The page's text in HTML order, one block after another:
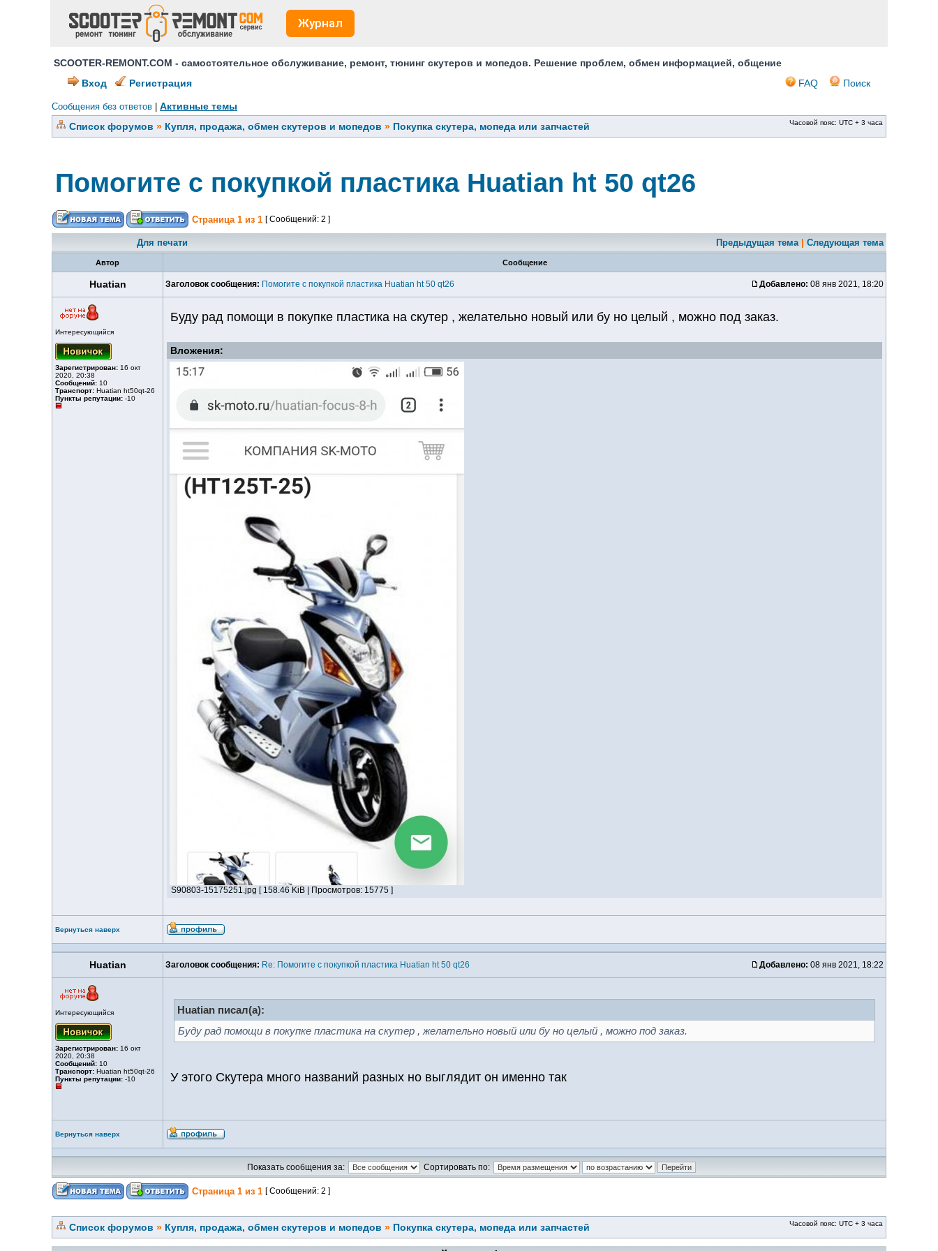
Журнал
SCOOTER-REMONT.COM - самостоятельное обслуживание, ремонт, тюнинг скутеров и мопедов. Решение проблем, обмен информацией, общение
Вход
Регистрация FAQ Поиск
Сообщения без ответов
Активные темы
Список форумов » Купля, продажа, обмен скутеров и мопедов » Покупка скутера, мопеда или запчастей Часовой пояс: UTC + 3 часа
Помогите с покупкой пластика Huatian ht 50 qt26
Страница 1 из 1 [ Сообщений: 2 ]
Для печати Предыдущая тема| Следующая тема
Автор Сообщение
Huatian Заголовок сообщения: Помогите с покупкой пластика Huatian ht 50 qt26 Добавлено: 08 янв 2021, 18:20
Интересующийся
Зарегистрирован: 16 окт
2020, 20:38
Сообщений: 10
Транспорт: Huatian ht50qt-26
Пункты репутации: -10
Буду рад помощи в покупке пластика на скутер , желательно новый или бу но целый , можно под заказ.
Вложения:
S90803-15175251.jpg [ 158.46 KiB | Просмотров: 15775 ]
Вернуться наверх
Huatian Заголовок сообщения: Re: Помогите с покупкой пластика Huatian ht 50 qt26 Добавлено: 08 янв 2021, 18:22
Интересующийся
Зарегистрирован: 16 окт
2020, 20:38
Сообщений: 10
Транспорт: Huatian ht50qt-26
Пункты репутации: -10
Huatian писал(а):
Буду рад помощи в покупке пластика на скутер , желательно новый или бу но целый , можно под заказ.
У этого Скутера много названий разных но выглядит он именно так
Вернуться наверх
Показать сообщения за: Сортировать по:
Страница 1 из 1 [ Сообщений: 2 ]
Список форумов » Купля, продажа, обмен скутеров и мопедов » Покупка скутера, мопеда или запчастей Часовой пояс: UTC + 3 часа